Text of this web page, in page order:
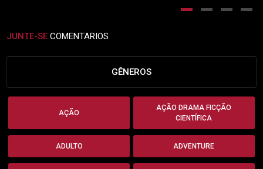
JUNTE-SE COMENTARIOS
GÊNEROS
AÇÃO
AÇÃO DRAMA FICÇÃO
CIENTÍFICA
ADULTO ADVENTURE